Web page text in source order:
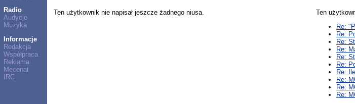
Radio
Audycje
Muzyka
Informacje
Redakcja
Współpraca
Reklama
Mecenat
IRC
Ten użytkownik nie napisał jeszcze żadnego niusa.
Ten
Re:
Re:
Re:
Re:
Re:
Re:
Re:
Re:
Re:
Re: